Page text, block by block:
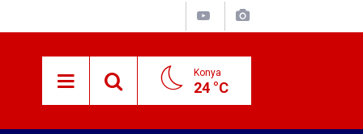
Konya
24 °C